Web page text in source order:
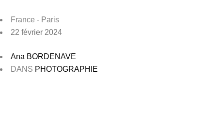
France - Paris
22 février 2024
Ana BORDENAVE
DANS PHOTOGRAPHIE